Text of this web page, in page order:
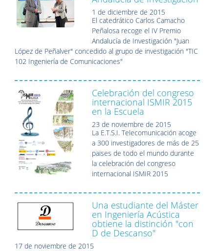
1 de diciembre de 2015
El catedrático Carlos Camacho
Peñalosa recoge el IV Premio
Andalucía de Investigación "Juan
López de Peñalver" concedido al grupo de investigación "TIC
102 Ingeniería de Comunicaciones"
Celebración del congreso
internacional ISMIR 2015
en la Escuela
23 de noviembre de 2015
La E.T.S.I. Telecomunicación acoge
a 300 investigadores de más de 25
paises de todo el mundo durante
la celebración del congreso
internacional ISMIR 2015
Una estudiante del Máster
en Ingeniería Acústica
obtiene la distinción "con
D de Descanso"
17 de noviembre de 2015